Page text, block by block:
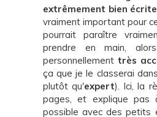
extrêmement bien écrite
vraiment important pour
pourrait paraître
prendre en main,
personnellement très
ça que je le classerai
plutôt qu'expert). Ici, la
pages, et explique pas
possible avec des petits